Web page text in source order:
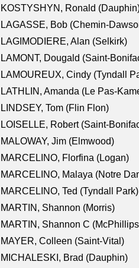
KOSTYSHYN, Ronald
LAGASSE, Bob (Chemin-
LAGIMODIERE, Alan (Selkirk)
LAMONT, Dougald (Saint-
LAMOUREUX, Cindy (Tyndall
LATHLIN, Amanda (Le Pas-
LINDSEY, Tom (Flin Flon)
LOISELLE, Robert (Saint-
MALOWAY, Jim (Elmwood)
MARCELINO, Florfina (Logan)
MARCELINO, Malaya (Notre
MARCELINO, Ted (Tyndall Park)
MARTIN, Shannon (Morris)
MARTIN, Shannon C
MAYER, Colleen (Saint-Vital)
MICHALESKI, Brad (Dauphin)